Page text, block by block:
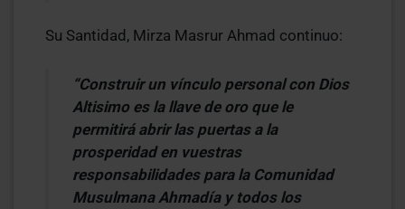
Su Santidad, Mirza Masrur Ahmad continuo:
“Construir un vínculo personal con Dios
Altisimo es la llave de oro que le
permitirá abrir las puertas a la
prosperidad en vuestras
responsabilidades para la Comunidad
Musulmana Ahmadía y todos los